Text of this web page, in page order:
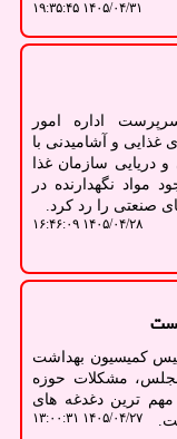
۱۴۰۵/۰۴/۳۱ ۱۹:۳۵:۴۵
اداره امور
غذایی و آشامیدنی با
دریایی سازمان غذا
مواد نگهدارنده در
صنعتی را رد کرد.
۱۴۰۵/۰۴/۲۸ ۱۶:۴۶:۰۹
کمیسیون بهداشت
مشکلات حوزه
مهم ترین دغدغه های
۱۴۰۵/۰۴/۲۷ ۱۳:۰۰:۳۱